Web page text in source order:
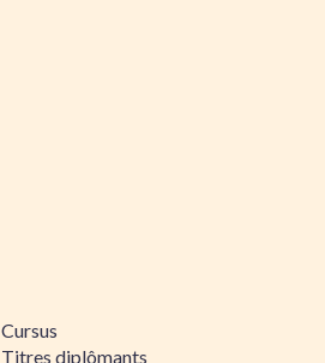
Cursus
Titres diplômants